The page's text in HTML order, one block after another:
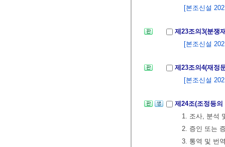
[본조신설
제23조의3(분쟁
[본조신설
제23조의4(재정
[본조신설
제24조(조정등
1. 조사, 분석
2. 증인 또는
3. 통역 및 번